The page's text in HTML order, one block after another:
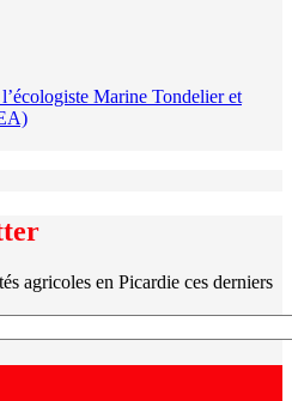
Marine Tondelier et
agricoles en Picardie ces derniers